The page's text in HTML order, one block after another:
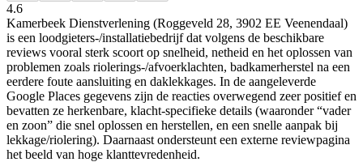
4.6
Kamerbeek Dienstverlening (Roggeveld 28, 3902 EE Veenendaal)
is een loodgieters-/installatiebedrijf dat volgens de beschikbare
reviews vooral sterk scoort op snelheid, netheid en het oplossen van
problemen zoals riolerings-/afvoerklachten, badkamerherstel na een
eerdere foute aansluiting en daklekkages. In de aangeleverde
Google Places gegevens zijn de reacties overwegend zeer positief en
bevatten ze herkenbare, klacht-specifieke details (waaronder “vader
en zoon” die snel oplossen en herstellen, en een snelle aanpak bij
lekkage/riolering). Daarnaast ondersteunt een externe reviewpagina
het beeld van hoge klanttevredenheid.